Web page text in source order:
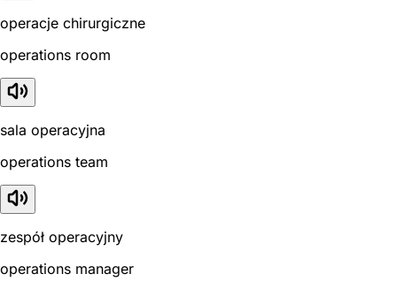
operacje chirurgiczne
operations room
sala operacyjna
operations team
zespół operacyjny
operations manager